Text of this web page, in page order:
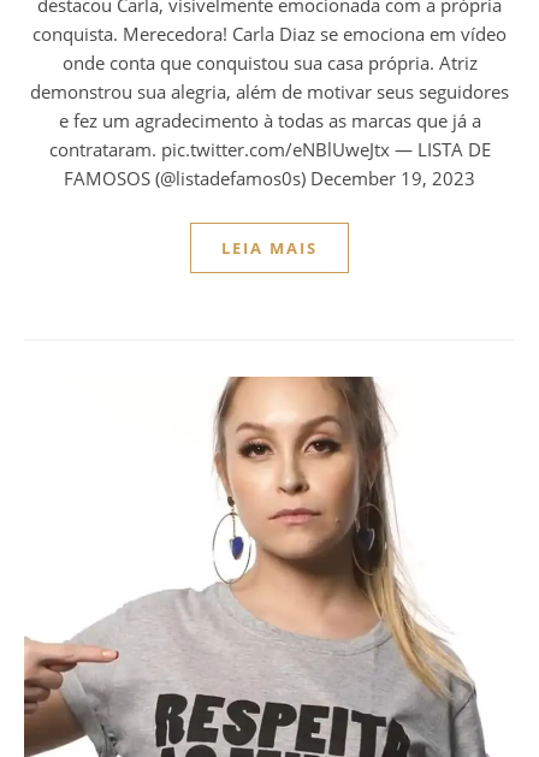
destacou Carla, visivelmente emocionada com a própria
conquista. Merecedora! Carla Diaz se emociona em vídeo
onde conta que conquistou sua casa própria. Atriz
demonstrou sua alegria, além de motivar seus seguidores
e fez um agradecimento à todas as marcas que já a
contrataram. pic.twitter.com/eNBlUweJtx — LISTA DE
FAMOSOS (@listadefamos0s) December 19, 2023
LEIA MAIS